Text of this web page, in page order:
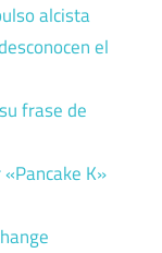
alcista
el
frase de
K»